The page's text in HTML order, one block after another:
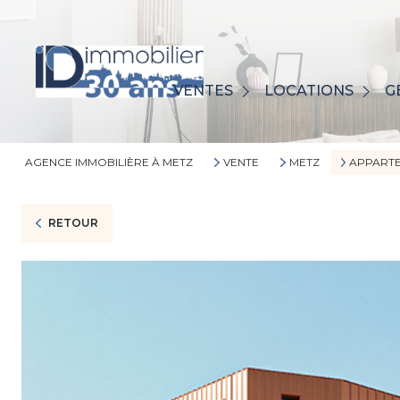
VENTES
MAISONS
APPARTEMENTS
AUTRES
BIENS VENDUS
LOCATIONS
MAISONS
AUTRES
AGENCE IMMOBILIÈRE À METZ VENTE METZ
RETOUR